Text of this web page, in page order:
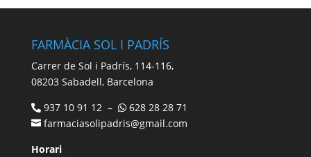
FARMÀCIA SOL I PADRÍS
Carrer de Sol i Padrís, 114-116,
08203 Sabadell, Barcelona
937 10 91 12 –
628 28 28 71
farmaciasolipadris@gmail.com
Horari